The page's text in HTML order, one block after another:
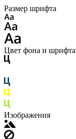
Размер шрифта
Цвет фона и шрифта
Изображения